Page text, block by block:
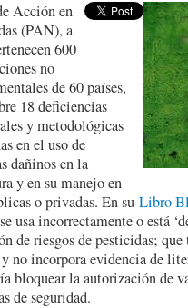
Acción en
(PAN), a
600
no
de 60 países,
18 deficiencias
y metodológicas
en el uso de
dañinos en la
y en su manejo en
o privadas. En su Libro
usa incorrectamente o está
de riesgos de pesticidas;
no incorpora evidencia de
bloquear la autorización de
de seguridad.